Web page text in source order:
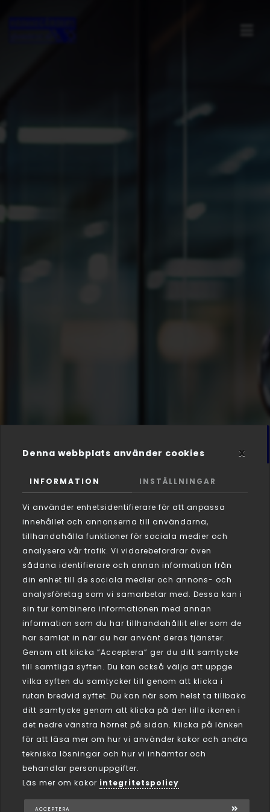
x
Denna webbplats använder cookies
INFORMATION INSTÄLLNINGAR
Vi använder enhetsidentifierare för att anpassa
innehållet och annonserna till användarna,
tillhandahålla funktioner för sociala medier och
analysera vår trafik. Vi vidarebefordrar även
sådana identifierare och annan information från
din enhet till de sociala medier och annons- och
analysföretag som vi samarbetar med. Dessa kan i
sin tur kombinera informationen med annan
information som du har tillhandahållit eller som de
har samlat in när du har använt deras tjänster.
Genom att klicka ”Acceptera” ger du ditt samtycke
till samtliga syften. Du kan också välja att uppge
vilka syften du samtycker till genom att klicka i
rutan bredvid syftet. Du kan när som helst ta tillbaka
ditt samtycke genom att klicka på den lilla ikonen i
det nedre vänstra hörnet på sidan. Klicka på länken
för att läsa mer om hur vi använder kakor och andra
tekniska lösningar och hur vi inhämtar och
behandlar personuppgifter.
Läs mer om kakor integritetspolicy
ACCEPTERA